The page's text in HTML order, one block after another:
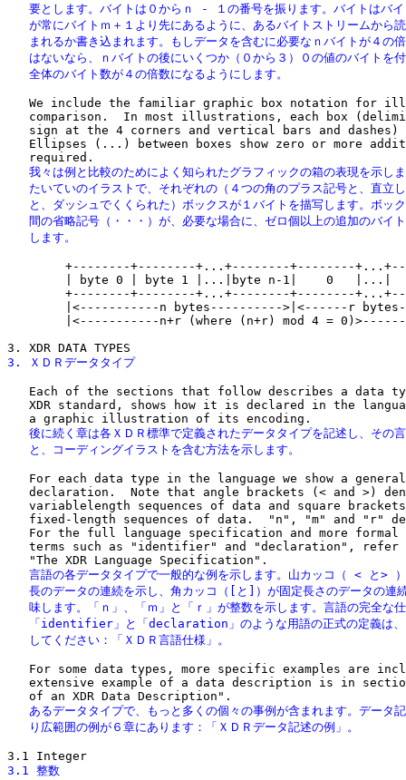
要とします。バイトは０からｎ - １の番号を振ります。バイトはバ
が常にバイトｍ＋１より先にあるように、あるバイトストリームから
まれるか書き込まれます。もしデータを含むに必要なｎバイトが４の
はないなら、ｎバイトの後にいくつか（０から３）０の値のバイトを
   全体のバイト数が４の倍数になるようにします。
We include the familiar graphic box notation for
comparison.  In most illustrations, each box
sign at the 4 corners and vertical bars and dashes)
Ellipses (...) between boxes show zero or more
我々は例と比較のためによく知られたグラフィックの箱の表現を示し
たいていのイラストで、それぞれの（４つの角のプラス記号と、直立
と、ダッシュでくくられた）ボックスが１バイトを描写します。ボッ
間の省略記号（・・・）が、必要な場合に、ゼロ個以上の追加のバイ
   します。
+--------+--------+...+--------+--------
| byte 0 | byte 1 |...|byte n-1|    0   |...|
+--------+--------+...+--------+--------
|<-----------n bytes---------->|<------r
|<-----------n+r (where (n+r) mod 4 =
3. ＸＤＲデータタイプ
Each of the sections that follow describes a data
XDR standard, shows how it is declared in the
後に続く章は各ＸＤＲ標準で定義されたデータタイプを記述し、その
   と、コーディングイラストを含む方法を示します。
For each data type in the language we show a
declaration.  Note that angle brackets (< and >)
variablelength sequences of data and square
fixed-length sequences of data.  "n", "m" and "r"
For the full language specification and more formal
terms such as "identifier" and "declaration", refer
言語の各データタイプで一般的な例を示します。山カッコ（ < と>
長のデータの連続を示し、角カッコ（[と]）が固定長さのデータの連
味します。「ｎ」、「ｍ」と「ｒ」が整数を示します。言語の完全な
「identifier」と「declaration」のような用語の正式の定義は、
   してください：「ＸＤＲ言語仕様」。
For some data types, more specific examples are
extensive example of a data description is in
あるデータタイプで、もっと多くの個々の事例が含まれます。データ
   り広範囲の例が６章にあります：「ＸＤＲデータ記述の例」。
3.1 整数